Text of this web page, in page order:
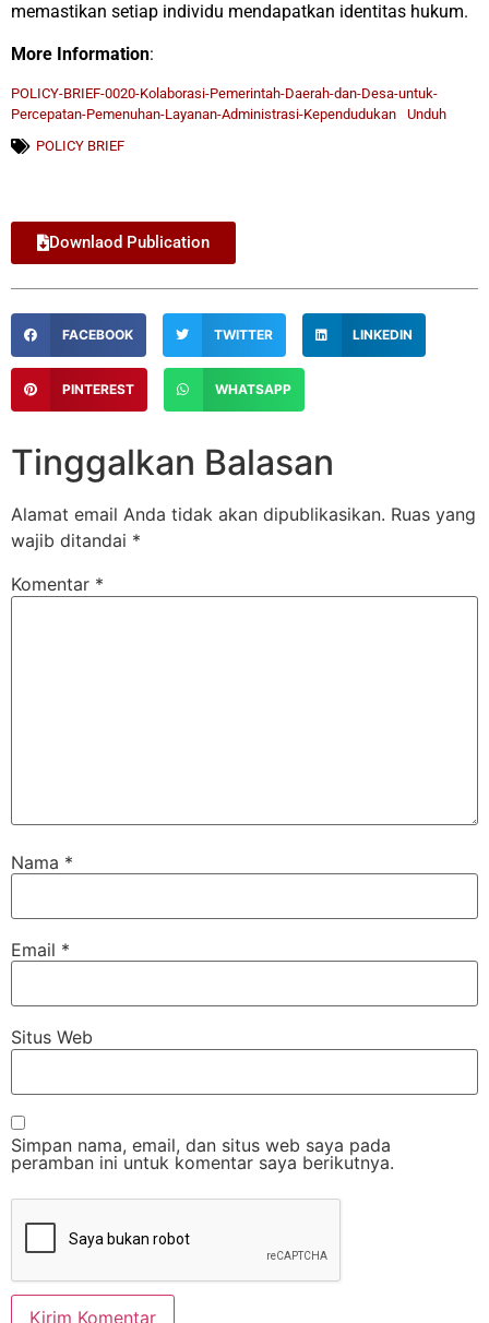
memastikan setiap individu mendapatkan identitas hukum.
More Information:
POLICY-BRIEF-0020-Kolaborasi-Pemerintah-Daerah-dan-Desa-untuk-
Percepatan-Pemenuhan-Layanan-Administrasi-Kependudukan
Unduh
POLICY BRIEF
Downlaod Publication
FACEBOOK TWITTER LINKEDIN
PINTEREST WHATSAPP
Tinggalkan Balasan
Alamat email Anda tidak akan dipublikasikan. Ruas yang
wajib ditandai *
Komentar *
Nama *
Email *
Situs Web
Simpan nama, email, dan situs web saya pada
peramban ini untuk komentar saya berikutnya.